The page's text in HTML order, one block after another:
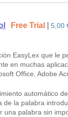
Free Trial 5,00
EasyLex que le
en muchas
Office, Adobe
automático
la palabra
una palabra sin